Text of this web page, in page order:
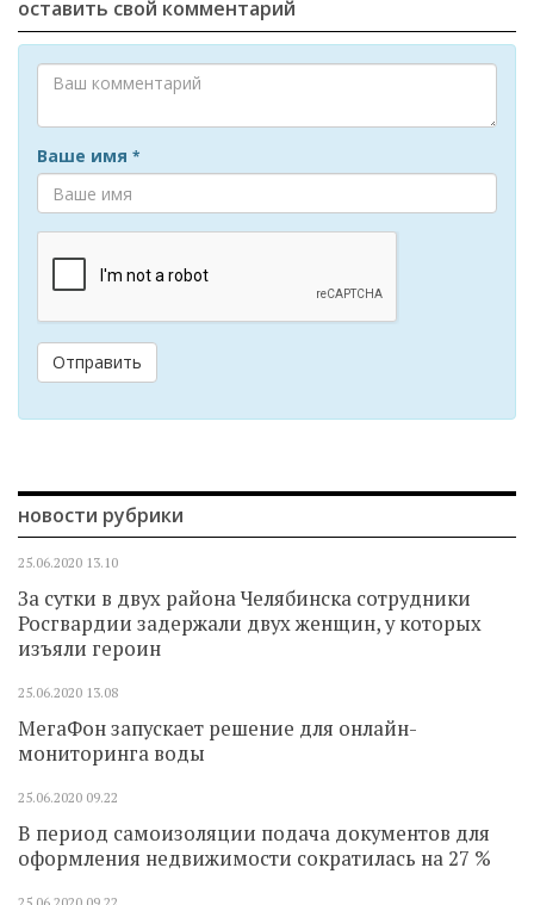
оставить свой комментарий
Ваше имя *
Отправить
новости рубрики
25.06.2020 13.10
За сутки в двух района Челябинска сотрудники
Росгвардии задержали двух женщин, у которых
изъяли героин
25.06.2020 13.08
МегаФон запускает решение для онлайн-
мониторинга воды
25.06.2020 09.22
В период самоизоляции подача документов для
оформления недвижимости сократилась на 27 %